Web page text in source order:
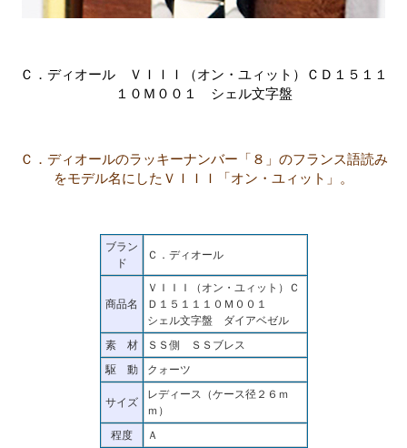
Ｃ．ディオール ＶＩＩＩ（オン・ユィット）ＣＤ１５１１
１０Ｍ００１ シェル文字盤
Ｃ．ディオールのラッキーナンバー「８」のフランス語読み
をモデル名にしたＶＩＩＩ「オン・ユィット」。
ブラン
ド
Ｃ．ディオール
商品名
ＶＩＩＩ（オン・ユィット）Ｃ
Ｄ１５１１１０Ｍ００１
シェル文字盤 ダイアベゼル
素 材
ＳＳ側 ＳＳブレス
駆 動
クォーツ
サイズ
レディース（ケース径２６ｍ
ｍ）
程度
Ａ